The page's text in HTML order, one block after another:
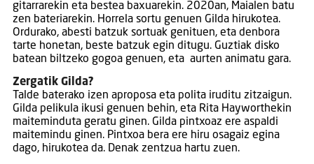
gitarrarekin eta bestea baxuarekin. 2020an, Maialen batu
zen bateriarekin. Horrela sortu genuen Gilda hirukotea.
Ordurako, abesti batzuk sortuak genituen, eta denbora
tarte honetan, beste batzuk egin ditugu. Guztiak disko
batean biltzeko gogoa genuen, eta aurten animatu gara.
Zergatik Gilda?
Talde baterako izen aproposa eta polita iruditu zitzaigun.
Gilda pelikula ikusi genuen behin, eta Rita Hayworthekin
maiteminduta geratu ginen. Gilda pintxoaz ere aspaldi
maitemindu ginen. Pintxoa bera ere hiru osagaiz egina
dago, hirukotea da. Denak zentzua hartu zuen.